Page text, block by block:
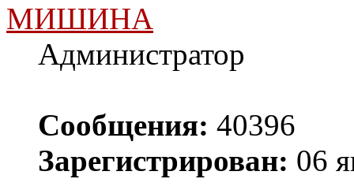
МИШИНА
Администратор
Сообщения: 40396
Зарегистрирован: 06